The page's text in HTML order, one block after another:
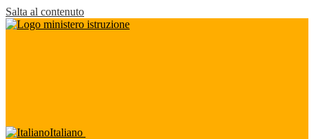
Salta al contenuto
Italiano